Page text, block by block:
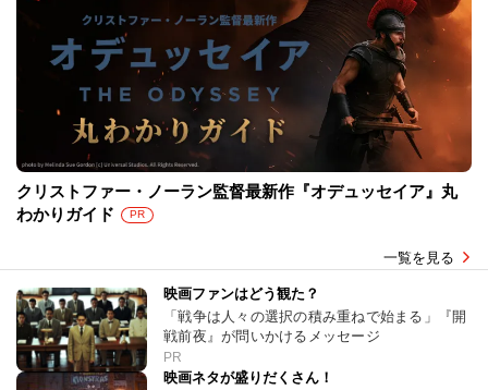
クリストファー・ノーラン監督最新作『オデュッセイア』丸
わかりガイド
PR
一覧を見る
映画ファンはどう観た？
「戦争は人々の選択の積み重ねで始まる」『開
戦前夜』が問いかけるメッセージ
PR
映画ネタが盛りだくさん！